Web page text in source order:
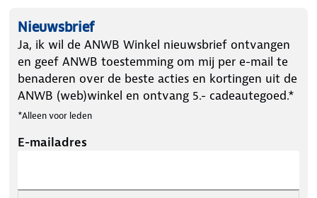
Nieuwsbrief
Ja, ik wil de ANWB Winkel nieuwsbrief ontvangen
en geef ANWB toestemming om mij per e-mail te
benaderen over de beste acties en kortingen uit de
ANWB (web)winkel en ontvang 5.- cadeautegoed.*
*Alleen voor leden
E-mailadres